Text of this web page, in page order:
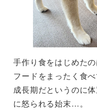
手作り食をはじめた
フードをまったく食
成長期だというのに
に怒られる始末…。